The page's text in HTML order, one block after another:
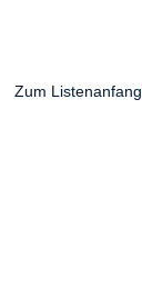
Zum Listenanfang